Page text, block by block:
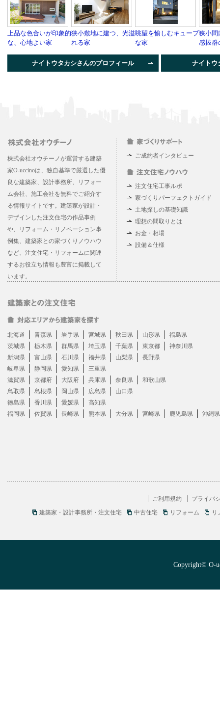
上品な色合いが印象的
な、心地よい家
狭小敷地に建つ、光溢
れる家
眺望を愉しむキューブ
な家
狭小間
感抜群
ナイトウタカシさんのプロフィール ナイトウ
株式会社オウチーノが運営する建築
家O-uccinoは、独自基準で厳選した優
良な建築家、設計事務所、リフォー
ム会社、施工会社を無料でご紹介す
る情報サイトです。建築家が設計・
デザインした注文住宅の作品事例
や、リフォーム・リノベーション事
例集、建築家との家づくりノウハウ
など、注文住宅・リフォームに関連
するお役立ち情報も豊富に掲載して
います。
ご成約者インタビュー
注文住宅工事ルポ
家づくりパーフェクトガイド
土地探しの基礎知識
理想の間取りとは
お金・相場
設備＆仕様
北海道 青森県 岩手県 宮城県 秋田県 山形県
福島県
茨城県
栃木県 群馬県 埼玉県 千葉県 東京都
神奈川県
新潟県
富山県 石川県 福井県 山梨県
長野県
岐阜県
静岡県 愛知県
三重県
滋賀県
京都府 大阪府 兵庫県 奈良県
和歌山県
鳥取県
島根県 岡山県 広島県
山口県
徳島県
香川県 愛媛県
高知県
福岡県
佐賀県 長崎県 熊本県 大分県 宮崎県 鹿児島県 沖縄県
ご利用規約
プライバ
建築家・設計事務所・注文住宅
中古住宅 リフォーム リ
Copyright© O-